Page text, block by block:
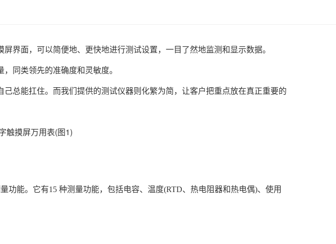
界面，可以简便地、更快地进行测试设置，一目了然地监测和显示数据。
同类领先的准确度和灵敏度。
能扛住。而我们提供的测试仪器则化繁为简，让客户把重点放在真正重要的
能。它有15 种测量功能，包括电容、温度(RTD、热电阻器和热电偶)、使用